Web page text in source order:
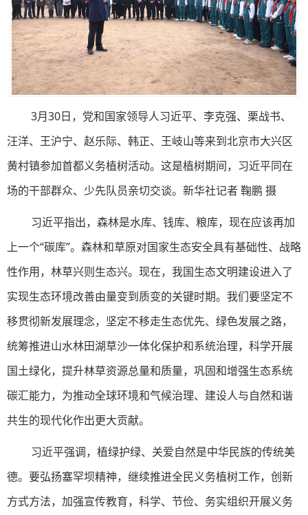
3月30日，党和国家领导人习近平、李克强、栗战书、
汪洋、王沪宁、赵乐际、韩正、王岐山等来到北京市大兴区
黄村镇参加首都义务植树活动。这是植树期间，习近平同在
场的干部群众、少先队员亲切交谈。新华社记者 鞠鹏 摄
习近平指出，森林是水库、钱库、粮库，现在应该再加
上一个“碳库”。森林和草原对国家生态安全具有基础性、战略
性作用，林草兴则生态兴。现在，我国生态文明建设进入了
实现生态环境改善由量变到质变的关键时期。我们要坚定不
移贯彻新发展理念，坚定不移走生态优先、绿色发展之路，
统筹推进山水林田湖草沙一体化保护和系统治理，科学开展
国土绿化，提升林草资源总量和质量，巩固和增强生态系统
碳汇能力，为推动全球环境和气候治理、建设人与自然和谐
共生的现代化作出更大贡献。
习近平强调，植绿护绿、关爱自然是中华民族的传统美
德。要弘扬塞罕坝精神，继续推进全民义务植树工作，创新
方式方法，加强宣传教育，科学、节俭、务实组织开展义务